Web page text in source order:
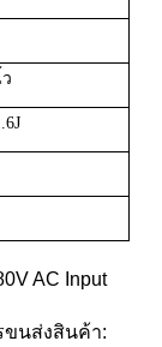
AC Input
นส่งสินค้า: